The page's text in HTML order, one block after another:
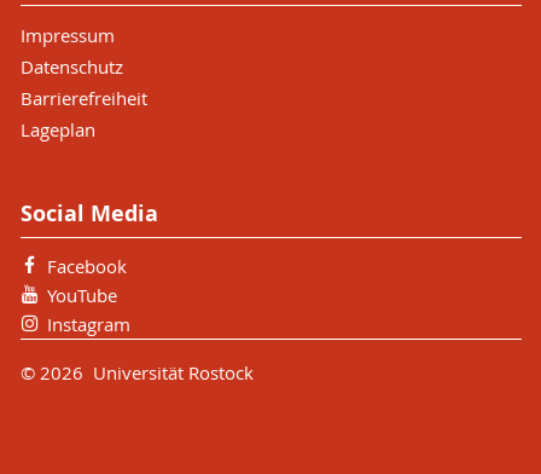
Impressum
Datenschutz
Barrierefreiheit
Lageplan
Social Media
Facebook
YouTube
Instagram
© 2026 Universität Rostock